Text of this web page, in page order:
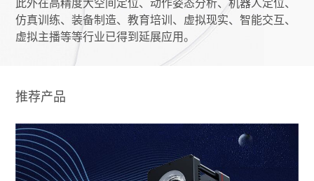
此外在高精度大空间定位、动作姿态分析、机器人定位、
仿真训练、装备制造、教育培训、虚拟现实、智能交互、
虚拟主播等等行业已得到延展应用。
推荐产品